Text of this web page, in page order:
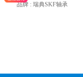
品牌 : 瑞典SKF轴承